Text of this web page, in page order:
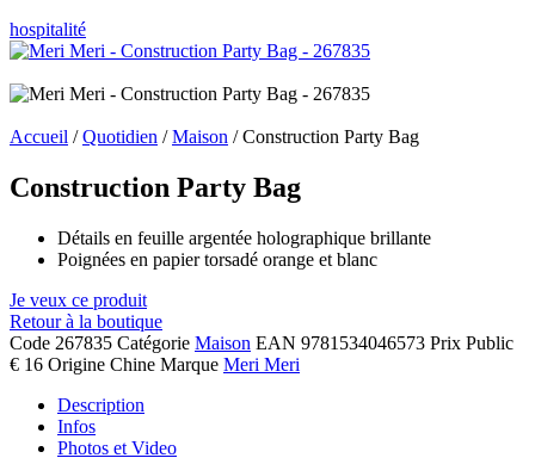
hospitalité
Accueil /Quotidien /Maison / Construction Party Bag
Construction Party Bag
Détails en feuille argentée holographique brillante
Poignées en papier torsadé orange et blanc
Je veux ce produit
Retour à la boutique
Code 267835 Catégorie Maison EAN 9781534046573 Prix Public
€ 16 Origine Chine Marque Meri Meri
Description
Infos
Photos et Video